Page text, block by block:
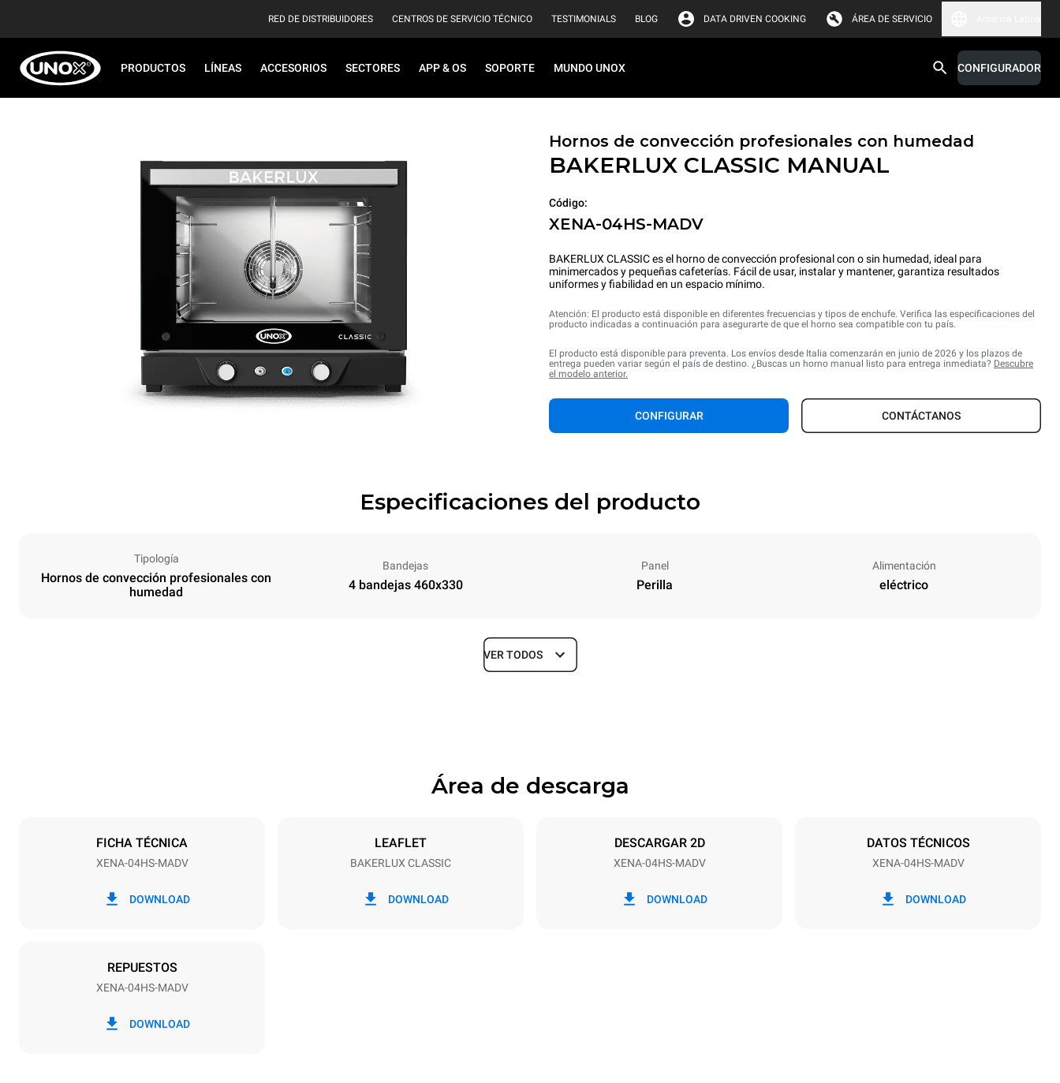
RED DE DISTRIBUIDORES CENTROS DE SERVICIO TÉCNICO TESTIMONIALS BLOG DATA DRIVEN COOKING ÁREA DE SERVICIO
PRODUCTOS LÍNEAS ACCESORIOS SECTORES APP & OS SOPORTE MUNDO UNOX CONFIGURADOR
Hornos de convección profesionales con humedad
BAKERLUX CLASSIC MANUAL
Código:
XENA-04HS-MADV
BAKERLUX CLASSIC es el horno de convección profesional con o sin humedad, ideal para
minimercados y pequeñas cafeterías. Fácil de usar, instalar y mantener, garantiza resultados
uniformes y fiabilidad en un espacio mínimo.
Atención: El producto está disponible en diferentes frecuencias y tipos de enchufe. Verifica las especificaciones del
producto indicadas a continuación para asegurarte de que el horno sea compatible con tu país.
El producto está disponible para preventa. Los envíos desde Italia comenzarán en junio de 2026 y los plazos de
entrega pueden variar según el país de destino. ¿Buscas un horno manual listo para entrega inmediata? Descubre
el modelo anterior.
CONFIGURAR CONTÁCTANOS
Especificaciones del producto
Tipología
Hornos de convección profesionales con
humedad
Bandejas
4 bandejas 460x330
Panel
Perilla
Alimentación
eléctrico
Profundidad
Tamaño de la bandeja
VER TODOS
Área de descarga
FICHA TÉCNICA
XENA-04HS-MADV
DOWNLOAD
LEAFLET
BAKERLUX CLASSIC
DOWNLOAD
DESCARGAR 2D
XENA-04HS-MADV
DOWNLOAD
DATOS TÉCNICOS
XENA-04HS-MADV
DOWNLOAD
REPUESTOS
XENA-04HS-MADV
DOWNLOAD